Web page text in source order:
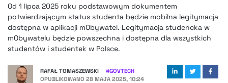
PODCASTY
FINTEK EXTRA
OKIEM EKSPERTA
Od 1 lipca 2025 roku podstawowym dokumentem
potwierdzającym status studenta będzie mobilna legitymacja
dostępna w aplikacji mObywatel. Legitymacja studencka w
mObywatelu będzie powszechna i dostępna dla wszystkich
studentów i studentek w Polsce.
RAFAŁ TOMASZEWSKI #GOVTECH
OPUBLIKOWANO 28 MAJA 2025, 10:24